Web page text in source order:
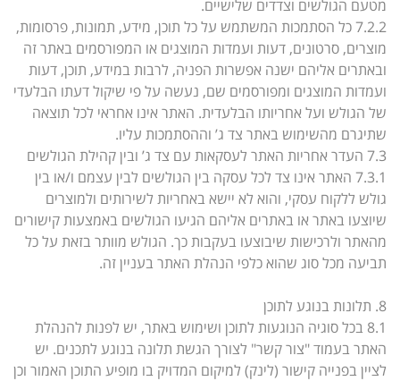
מטעם הגולשים וצדדים שלישיים.
7.2.2 כל הסתמכות המשתמש על כל תוכן, מידע, תמונות, פרסומות,
מוצרים, סרטונים, דעות ועמדות המוצגים או המפורסמים באתר זה
ובאתרים אליהם ישנה אפשרות הפניה, לרבות במידע, תוכן, דעות
ועמדות המוצגים ומפורסמים שם, נעשה על פי שיקול דעתו הבלעדי
של הגולש ועל אחריותו הבלעדית. האתר אינו אחראי לכל תוצאה
שתיגרם מהשימוש באתר צד ג’ וההסתמכות עליו.
7.3 העדר אחריות האתר לעסקאות עם צד ג’ ובין קהילת הגולשים
7.3.1 האתר אינו צד לכל עסקה בין הגולשים לבין עצמם ו/או בין
גולש ללקוח עסקי, והוא לא יישא באחריות לשירותים ולמוצרים
שיוצעו באתר או באתרים אליהם הגיעו הגולשים באמצעות קישורים
מהאתר ולרכישות שיבוצעו בעקבות כך. הגולש מוותר בזאת על כל
תביעה מכל סוג שהוא כלפי הנהלת האתר בעניין זה.
8. תלונות בנוגע לתוכן
8.1 בכל סוגיה הנוגעות לתוכן ושימוש באתר, יש לפנות להנהלת
האתר בעמוד "צור קשר" לצורך הגשת תלונה בנוגע לתכנים. יש
לציין בפנייה קישור (לינק) למיקום המדויק בו מופיע התוכן האמור וכן